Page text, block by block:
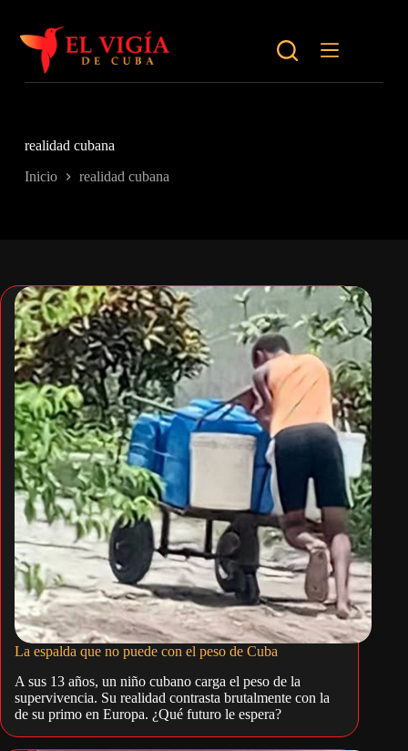
contenido
realidad cubana
Inicio realidad cubana
La espalda que no puede con el peso de Cuba
A sus 13 años, un niño cubano carga el peso de la
supervivencia. Su realidad contrasta brutalmente con la
de su primo en Europa. ¿Qué futuro le espera?